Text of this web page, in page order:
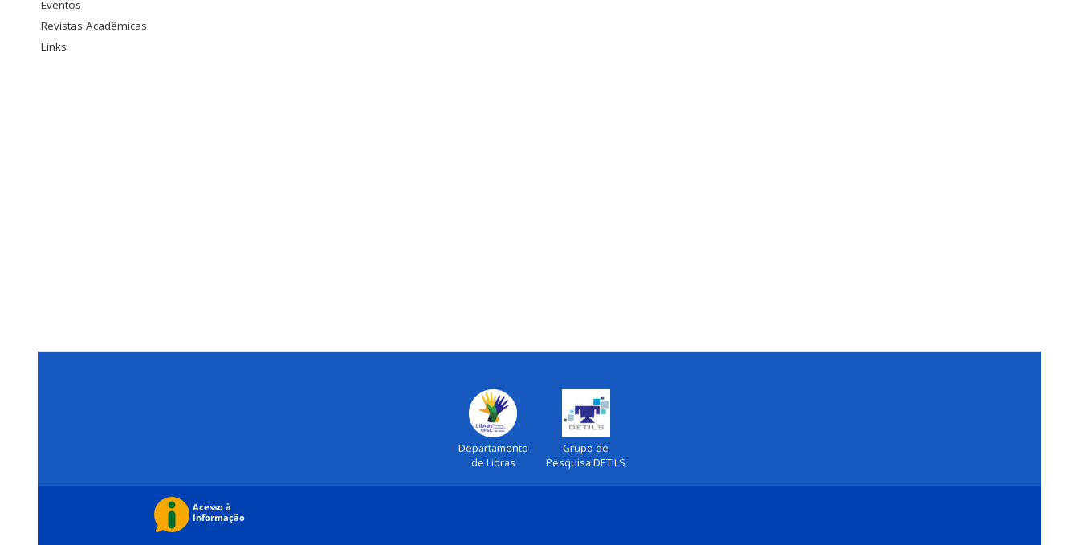
Eventos
Revistas Acadêmicas
Links
Departamento
de Libras
Grupo de
Pesquisa DETILS